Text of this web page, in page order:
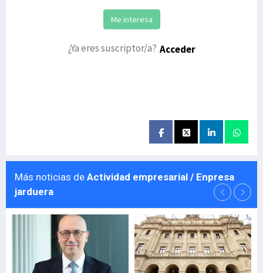
Me interesa
¿Ya eres suscriptor/a? Acceder
Más noticias de Actividad empresarial / Enpresa
jarduera